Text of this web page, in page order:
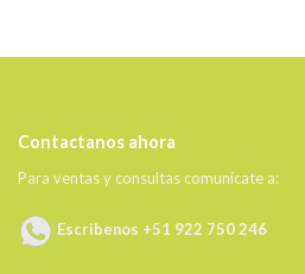
Contactanos ahora
Para ventas y consultas comunícate a:
Escribenos +51 922 750 246